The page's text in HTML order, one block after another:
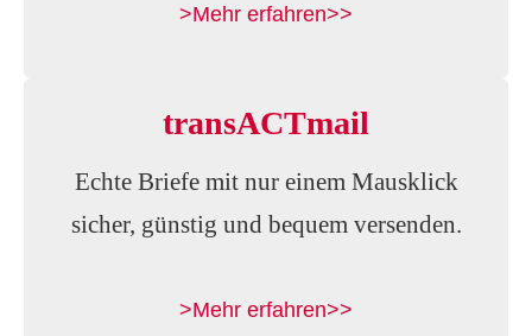
>Mehr erfahren>>
transACTmail
Echte Briefe mit nur einem Mausklick
sicher, günstig und bequem versenden.
>Mehr erfahren>>